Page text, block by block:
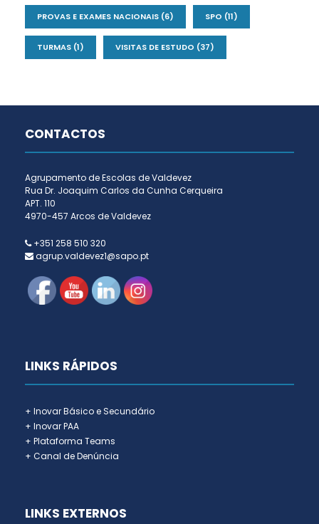
PROVAS E EXAMES NACIONAIS (6) SPO (11)
TURMAS (1) VISITAS DE ESTUDO (37)
CONTACTOS
Agrupamento de Escolas de Valdevez
Rua Dr. Joaquim Carlos da Cunha Cerqueira
APT. 110
4970-457 Arcos de Valdevez
+351 258 510 320
agrup.valdevez1@sapo.pt
LINKS RÁPIDOS
+ Inovar Básico e Secundário
+ Inovar PAA
+ Plataforma Teams
+ Canal de Denúncia
LINKS EXTERNOS